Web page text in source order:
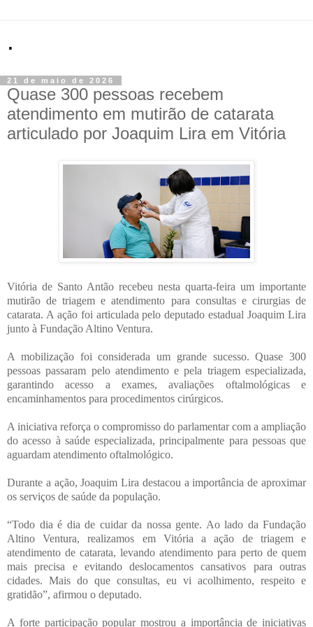
.
21 de maio de 2026
Quase 300 pessoas recebem
atendimento em mutirão de catarata
articulado por Joaquim Lira em Vitória
Vitória de Santo Antão recebeu nesta quarta-feira um importante
mutirão de triagem e atendimento para consultas e cirurgias de
catarata. A ação foi articulada pelo deputado estadual Joaquim Lira
junto à Fundação Altino Ventura.
A mobilização foi considerada um grande sucesso. Quase 300
pessoas passaram pelo atendimento e pela triagem especializada,
garantindo acesso a exames, avaliações oftalmológicas e
encaminhamentos para procedimentos cirúrgicos.
A iniciativa reforça o compromisso do parlamentar com a ampliação
do acesso à saúde especializada, principalmente para pessoas que
aguardam atendimento oftalmológico.
Durante a ação, Joaquim Lira destacou a importância de aproximar
os serviços de saúde da população.
“Todo dia é dia de cuidar da nossa gente. Ao lado da Fundação
Altino Ventura, realizamos em Vitória a ação de triagem e
atendimento de catarata, levando atendimento para perto de quem
mais precisa e evitando deslocamentos cansativos para outras
cidades. Mais do que consultas, eu vi acolhimento, respeito e
gratidão”, afirmou o deputado.
A forte participação popular mostrou a importância de iniciativas